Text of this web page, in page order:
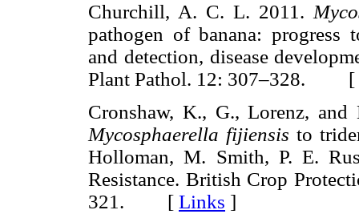
Churchill, A. C. L. 2011.
pathogen of banana: progress
and detection, disease
Plant Pathol. 12: 307–328. [
Cronshaw, K., G., Lorenz,
Mycosphaerella fijiensisto
Holloman, M. Smith, P. E.
Resistance. British Crop
321. [ Links ]